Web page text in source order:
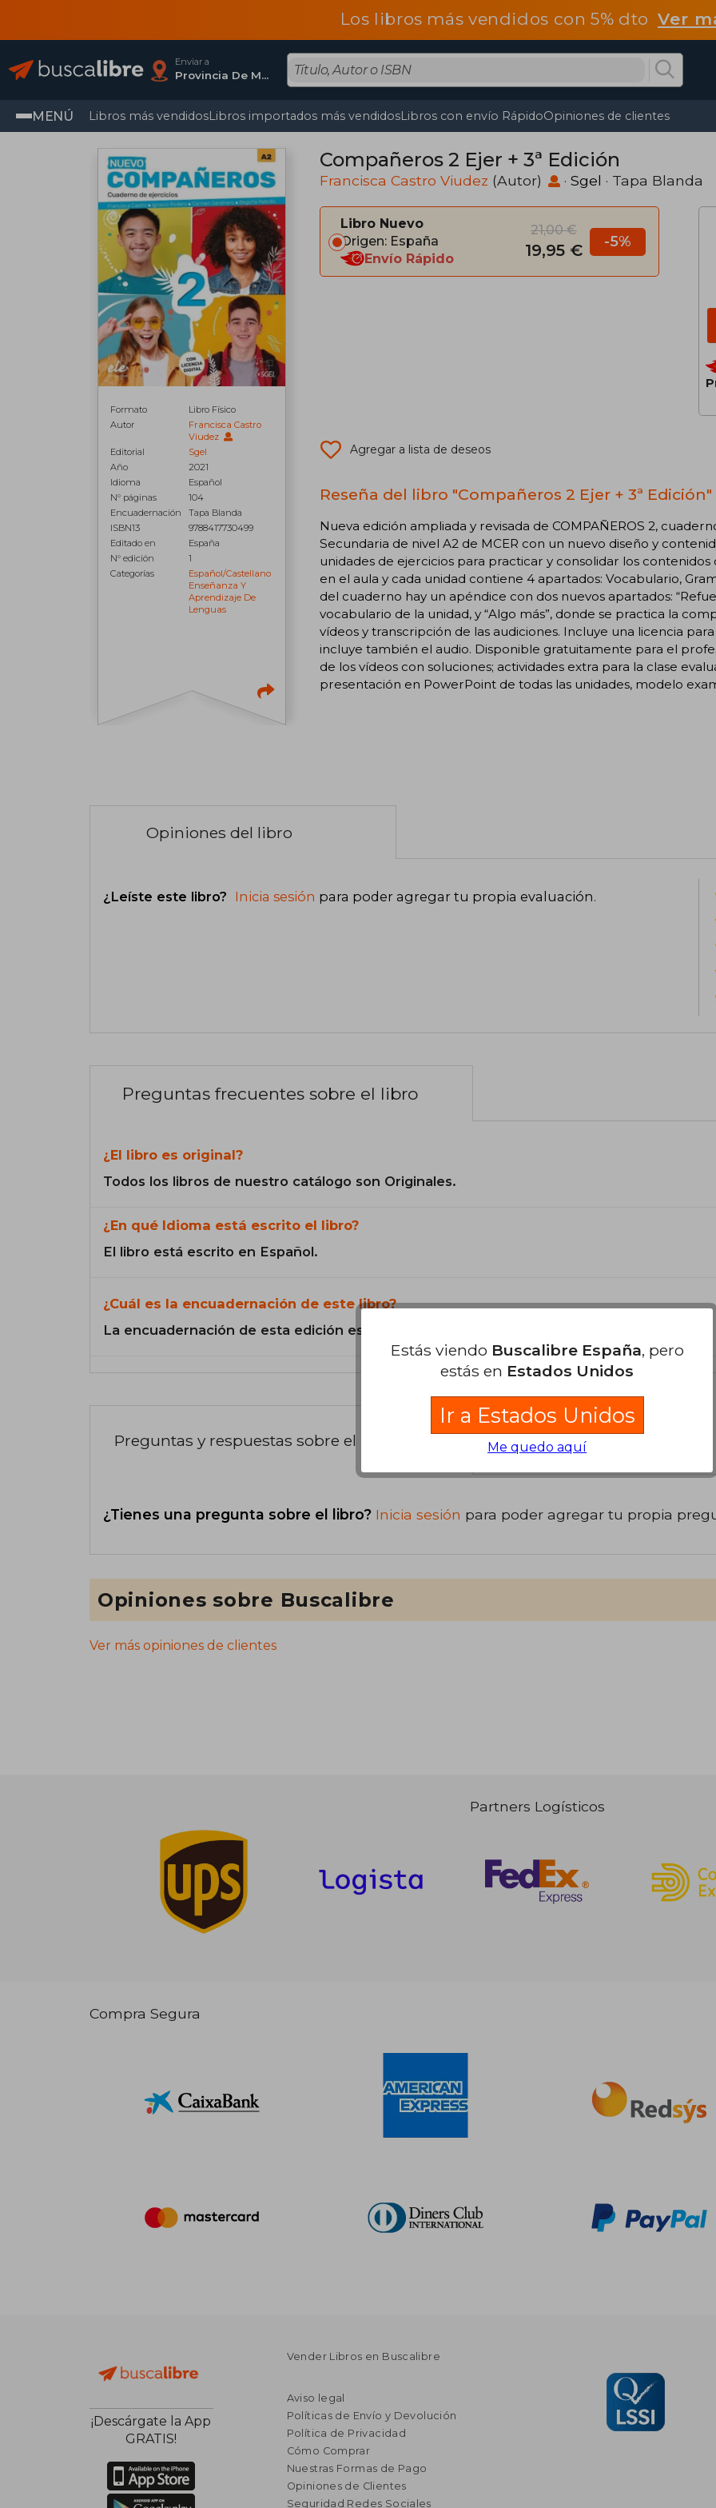
Los libros más vendidos con 5% dtoVer
Enviar a
Provincia De Madrid
MENÚ Libros más vendidosLibros importados más vendidosLibros con envío RápidoOpiniones de clientes
Formato
Libro Físico
Autor
Francisca Castro
Viudez
Editorial
Sgel
Año
2021
Idioma
Español
N° páginas
104
Encuadernación
Tapa Blanda
ISBN13
9788417730499
Editado en
España
N° edición
1
Categorías
Español/castellano
Enseñanza Y
Aprendizaje De
Lenguas
Compañeros 2 Ejer + 3ª Edición
Francisca Castro Viudez (Autor) · Sgel · Tapa Blanda
Libro Nuevo
Origen: España
Envío Rápido
21,00 €
19,95 € -5%
Agregar a lista de deseos
Reseña del libro "Compañeros 2 Ejer + 3ª Edición"
Nueva edición ampliada y revisada de COMPAÑEROS 2,
Secundaria de nivel A2 de MCER con un nuevo diseño y
unidades de ejercicios para practicar y consolidar los
en el aula y cada unidad contiene 4 apartados: Vocabulario,
del cuaderno hay un apéndice con dos nuevos apartados:
vocabulario de la unidad, y “Algo más”, donde se practica la
vídeos y transcripción de las audiciones. Incluye una licencia
incluye también el audio. Disponible gratuitamente para el
de los vídeos con soluciones; actividades extra para la clase
presentación en PowerPoint de todas las unidades, modelo
Opiniones del libro
¿Leíste este libro? Inicia sesión para poder agregar tu propia evaluación.
Preguntas frecuentes sobre el libro
¿El libro es original?
Todos los libros de nuestro catálogo son Originales.
¿En qué Idioma está escrito el libro?
El libro está escrito en Español.
¿Cuál es la encuadernación de este libro?
La encuadernación de esta edición es Tapa Blanda.
Preguntas y respuestas sobre el libro
¿Tienes una pregunta sobre el libro? Inicia sesión para poder agregar tu propia
Opiniones sobre Buscalibre
Ver más opiniones de clientes
Partners Logísticos
Compra Segura
¡Descárgate la App
GRATIS!
Vender Libros en Buscalibre
Aviso legal
Políticas de Envío y Devolución
Política de Privacidad
Cómo Comprar
Nuestras Formas de Pago
Opiniones de Clientes
Seguridad Redes Sociales
Estás viendo Buscalibre España, pero
estás en Estados Unidos
Ir a Estados Unidos
Me quedo aquí